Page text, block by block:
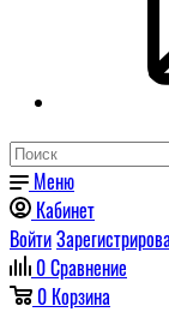
Меню
Кабинет
Войти
0Сравнение
0 Корзина